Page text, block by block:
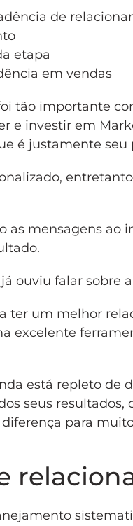
de
etapa
em vendas
tão importante
e investir em
é justamente
as mensagens ao
ouviu falar sobre
ter um melhor
excelente
está repleto de
seus resultados,
para